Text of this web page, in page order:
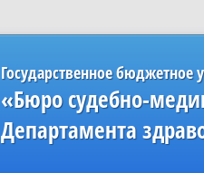
Государственное
«Бюро судебно-
Департамента